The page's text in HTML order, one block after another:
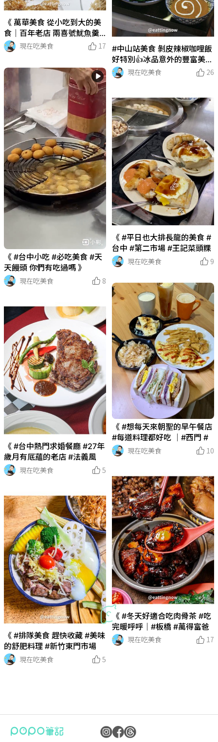
《 萬華美食 從小吃到大的美
食｜百年老店 兩喜號魷魚羹
》
現在吃美食 17
#中山站美食 剝皮辣椒咖哩飯
好特別👍冰品意外的豐富美味
😋
現在吃美食 26
《 #台中小吃 #必吃美食 #天
天饅頭 你們有吃過嗎 》
現在吃美食
8
《 #平日也大排長龍的美食 #
台中 #第二市場 #王記菜頭粿
現在吃美食
9
《 #想每天來朝聖的早午餐店
#每道料理都好吃 ｜#西門 #
現在吃美食
10
《 #台中熱門求婚餐廳 #27年
歲月有厎蘊的老店 #法義風
現在吃美食
5
《 #冬天好適合吃肉骨茶 #吃
完暖呼呼｜#板橋 #萬得富爸
現在吃美食
17
《 #排隊美食 趕快收藏 #美味
的舒肥料理 #新竹東門市場
現在吃美食
5
#這家奶酥太好吃了 #好想每
天都抹在麵包上
《 #太特別了一定要分享 #芋
泥加油蔥莫名好吃 #葉大粒粉
圓
9
《 #雙連站美食 #巨無霸芋圓
地瓜圓超嫩Q #仙草粉粿超美
《 #不收藏一定會後悔的美食
#紅昌吉豬血湯 》
14
《 #高CP值日本料理｜#台北
#天母 #食指大丼 》
《 #牛肉麵節冠軍常客 #必吃
的牛肉麵 #快收為口袋名單｜
《 #令人競豔的甜點店 #價格
也很宜人 | #台北 #氛焙
19
《 #宅配美食 #上海大餛飩讓
你快速上好料 #新鮮手作就是
美
14
《 #中和美食 #CP值高的咖哩
飯 #專業的手沖咖啡 ｜#中
20
《 #這家的紅心地瓜很美味 #
鬆鬆甜香的好味道｜金山楊家
《 #永和美食 #好吃到尖叫的
餐包 ｜#憨吉餐包 》
18
《 #板橋甜點 #可收入口袋名
單的甜點店｜YUYU pâti
20
《 #板橋必吃甜點 #爆餡的菠
蘿餅乾泡芙 ｜#板橋 #鳳甜烘
19
《 #美味的貝果就在這裡 #絕
對值得買 #軟嫩外皮和多元口
《 #新莊美食 #冷颼颼的天氣
最適合來一碗美味拉麵 #初原
麵
17
《 #正宗馬來西亞肉骨茶 #一
吃上癮｜#板橋 #萬得富爸爸
《 #每週都想去吃的餐酒館 #
料理精緻又美味｜Major T
《 #高cp值日本料理 #擺盤好
美 #好吃又好拍｜#The春
《 #台中沙鹿好吃的手做甜點
店 #現在也能宅配喔 #法奇甜
《 #早餐這樣大口吃好滿足 #
雞腿排加肉蛋吐司超過癮 #蛋
《 #台芭線 #世界第一杯米其
林手搖飲 #夠潮 #必喝｜#好
《 #在家也能喝一杯道地台灣
味的珍珠奶茶 #歐可茶葉 》